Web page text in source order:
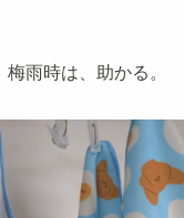
雨時は、助かる。